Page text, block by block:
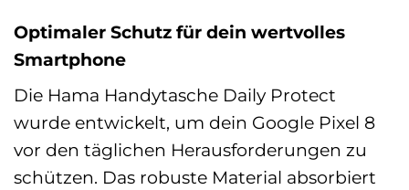
Optimaler Schutz für dein wertvolles
Smartphone
Die Hama Handytasche Daily Protect
wurde entwickelt, um dein Google Pixel 8
vor den täglichen Herausforderungen zu
schützen. Das robuste Material absorbiert